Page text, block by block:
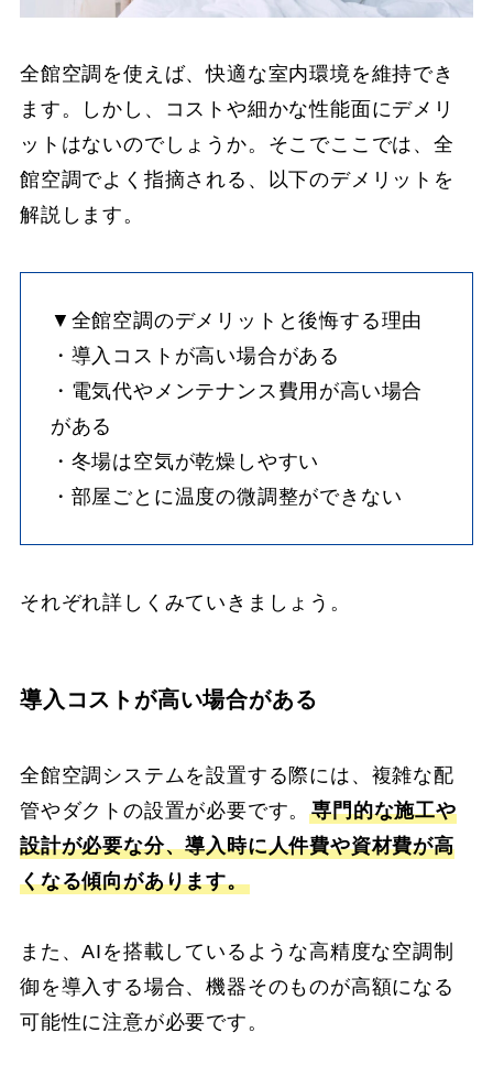
全館空調を使えば、快適な室内環境を維持でき
ます。しかし、コストや細かな性能面にデメリ
ットはないのでしょうか。そこでここでは、全
館空調でよく指摘される、以下のデメリットを
解説します。
▼全館空調のデメリットと後悔する理由
・導入コストが高い場合がある
・電気代やメンテナンス費用が高い場合
がある
・冬場は空気が乾燥しやすい
・部屋ごとに温度の微調整ができない
それぞれ詳しくみていきましょう。
導入コストが高い場合がある
全館空調システムを設置する際には、複雑な配
管やダクトの設置が必要です。専門的な施工や
設計が必要な分、導入時に人件費や資材費が高
くなる傾向があります。
また、AIを搭載しているような高精度な空調制
御を導入する場合、機器そのものが高額になる
可能性に注意が必要です。